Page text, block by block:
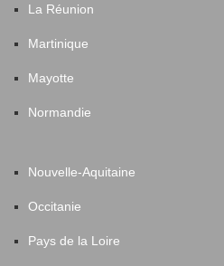
La Réunion
Martinique
Mayotte
Normandie
Nouvelle-Aquitaine
Occitanie
Pays de la Loire